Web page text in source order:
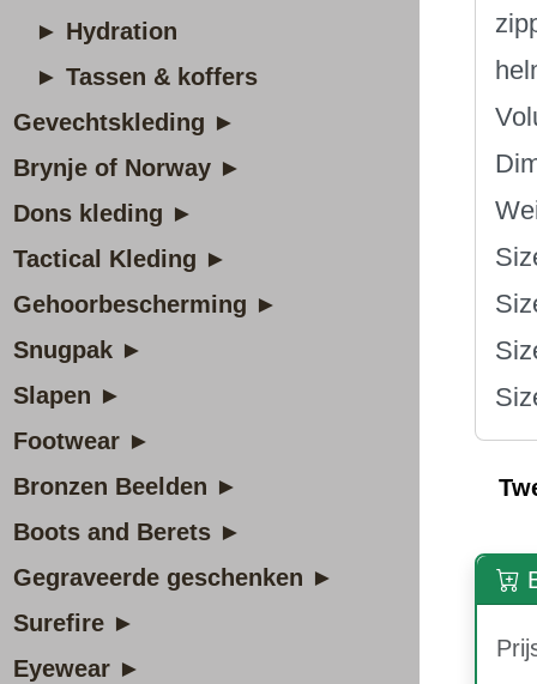
► Hydration
► Tassen & koffers
Gevechtskleding ►
Brynje of Norway ►
Dons kleding ►
Tactical Kleding ►
Gehoorbescherming ►
Snugpak ►
Slapen ►
Footwear ►
Bronzen Beelden ►
Boots and Berets ►
Gegraveerde geschenken ►
Surefire ►
Eyewear ►